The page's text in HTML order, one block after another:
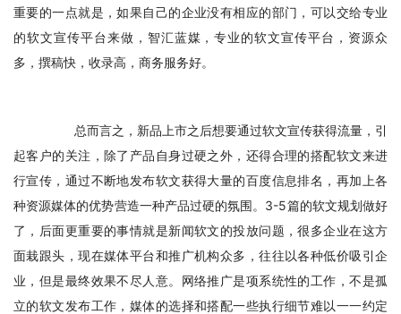
重要的一点就是，如果自己的企业没有相应的部门，可以交给专业
的软文宣传平台来做，智汇蓝媒，专业的软文宣传平台，资源众
多，撰稿快，收录高，商务服务好。
总而言之，新品上市之后想要通过软文宣传获得流量，引
起客户的关注，除了产品自身过硬之外，还得合理的搭配软文来进
行宣传，通过不断地发布软文获得大量的百度信息排名，再加上各
种资源媒体的优势营造一种产品过硬的氛围。3-5篇的软文规划做好
了，后面更重要的事情就是新闻软文的投放问题，很多企业在这方
面栽跟头，现在媒体平台和推广机构众多，往往以各种低价吸引企
业，但是最终效果不尽人意。网络推广是项系统性的工作，不是孤
立的软文发布工作，媒体的选择和搭配一些执行细节难以一一约定